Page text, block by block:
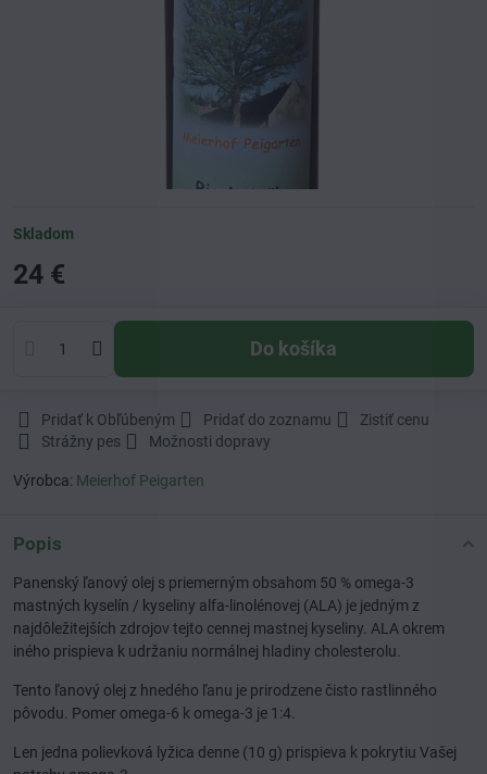
Skladom
24 €
Do košíka
Pridať k Obľúbeným Pridať do zoznamu
Zistiť cenu
Strážny pes
Možnosti dopravy
Výrobca: Meierhof Peigarten
Popis
Panenský ľanový olej s priemerným obsahom 50 % omega-3
mastných kyselín / kyseliny alfa-linolénovej (ALA) je jedným z
najdôležitejších zdrojov tejto cennej mastnej kyseliny. ALA okrem
iného prispieva k udržaniu normálnej hladiny cholesterolu.
Tento ľanový olej z hnedého ľanu je prirodzene čisto rastlinného
pôvodu. Pomer omega-6 k omega-3 je 1:4.
Len jedna polievková lyžica denne (10 g) prispieva k pokrytiu Vašej